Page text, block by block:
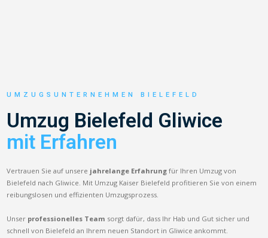
UMZUGSUNTERNEHMEN BIELEFELD
Umzug Bielefeld Gliwice
mit Erfahren
Vertrauen Sie auf unsere jahrelange Erfahrung für Ihren Umzug von
Bielefeld nach Gliwice. Mit Umzug Kaiser Bielefeld profitieren Sie von einem
reibungslosen und effizienten Umzugsprozess.
Unser professionelles Team sorgt dafür, dass Ihr Hab und Gut sicher und
schnell von Bielefeld an Ihrem neuen Standort in Gliwice ankommt.